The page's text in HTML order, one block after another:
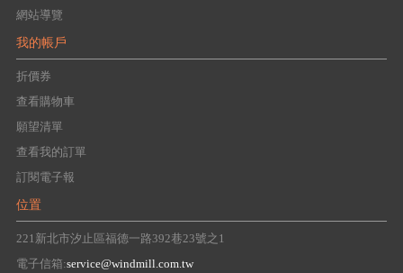
網站導覽
我的帳戶
折價券
查看購物車
願望清單
查看我的訂單
訂閱電子報
位置
221新北市汐止區福德一路392巷23號之1
電子信箱:service@windmill.com.tw